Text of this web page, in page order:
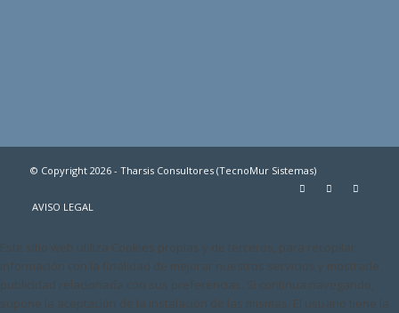
© Copyright 2026 - Tharsis Consultores (TecnoMur Sistemas)
AVISO LEGAL
Este sitio web utiliza Cookies propias y de terceros, para recopilar
información con la finalidad de mejorar nuestros servicios y mostrarle
publicidad relacionada con sus preferencias. Si continua navegando,
supone la aceptación de la instalación de las mismas. El usuario tiene la